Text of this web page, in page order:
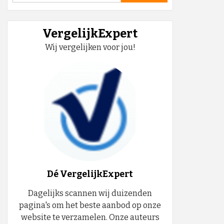
VergelijkExpert
Wij vergelijken voor jou!
Dé VergelijkExpert
Dagelijks scannen wij duizenden
pagina's om het beste aanbod op onze
website te verzamelen. Onze auteurs